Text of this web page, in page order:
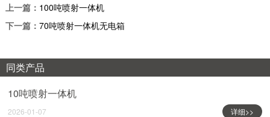
上一篇： 100吨喷射一体机
下一篇： 70吨喷射一体机无电箱
同类产品
10吨喷射一体机
2026-01-07 详细>>